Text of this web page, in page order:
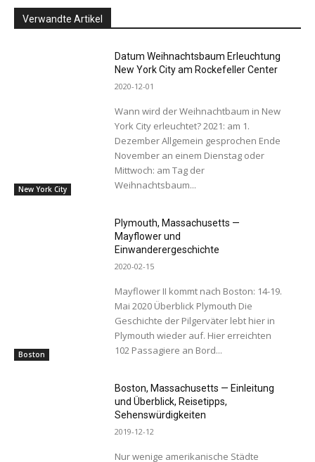
Verwandte Artikel
New York City
Datum Weihnachtsbaum Erleuchtung
New York City am Rockefeller Center
2020-12-01
Wann wird der Weihnachtbaum in New
York City erleuchtet? 2021: am 1.
Dezember Allgemein gesprochen Ende
November an einem Dienstag oder
Mittwoch: am Tag der
Weihnachtsbaum...
Boston
Plymouth, Massachusetts —
Mayflower und
Einwanderergeschichte
2020-02-15
Mayflower II kommt nach Boston: 14-19.
Mai 2020 Überblick Plymouth Die
Geschichte der Pilgerväter lebt hier in
Plymouth wieder auf. Hier erreichten
102 Passagiere an Bord...
Boston, Massachusetts — Einleitung
und Überblick, Reisetipps,
Sehenswürdigkeiten
2019-12-12
Nur wenige amerikanische Städte